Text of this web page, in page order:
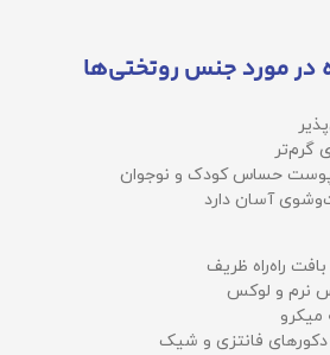
در مورد جنس روتختی‌ها
گرم‌تر
پوست حساس کودک و نوجوان
آسان دارد
راه‌راه ظریف
نرم و لوکس
میکرو
فانتزی و شیک